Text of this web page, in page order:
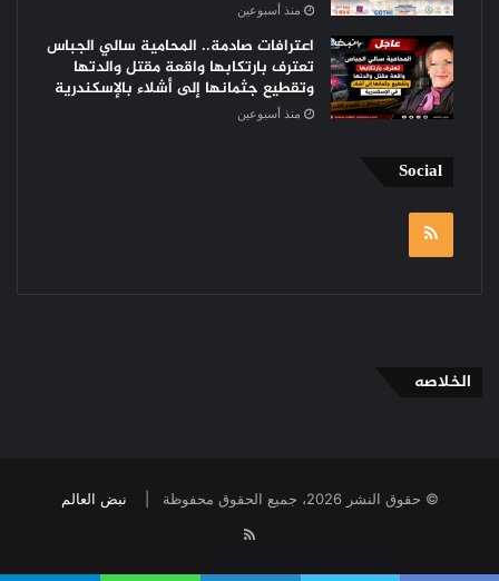
منذ أسبوعين
اعترافات صادمة.. المحامية سالي الجباس
تعترف بارتكابها واقعة مقتل والدتها
وتقطيع جثمانها إلى أشلاء بالإسكندرية
منذ أسبوعين
Social
RSS
الخلاصه
© حقوق النشر 2026، جميع الحقوق محفوظة |
نبض العالم
RSS